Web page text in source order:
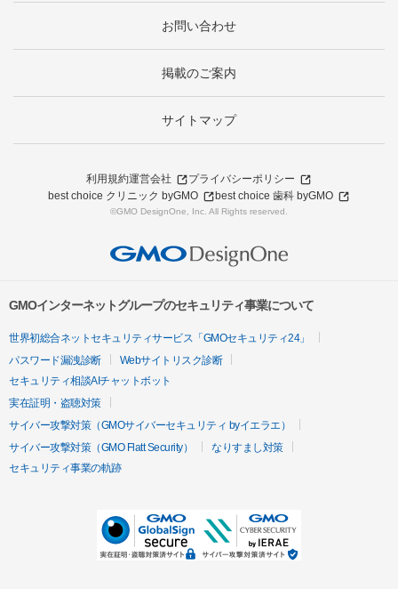
お問い合わせ
掲載のご案内
サイトマップ
利用規約運営会社
プライバシーポリシー
best choice クリニック byGMO
best choice 歯科 byGMO
©GMO DesignOne, Inc. All Rights reserved.
GMOインターネットグループのセキュリティ事業について
世界初総合ネットセキュリティサービス「GMOセキュリティ24」
パスワード漏洩診断
Webサイトリスク診断
セキュリティ相談AIチャットボット
実在証明・盗聴対策
サイバー攻撃対策（GMOサイバーセキュリティ byイエラエ）
サイバー攻撃対策（GMO Flatt Security）
なりすまし対策
セキュリティ事業の軌跡